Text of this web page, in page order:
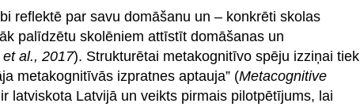
reflektē par savu domāšanu un – konkrēti skolas
palīdzētu skolēniem attīstīt domāšanas un
al., 2017). Strukturētai metakognitīvo spēju izziņai tiek
metakognitīvās izpratnes aptauja” (Metacognitive
latviskota Latvijā un veikts pirmais pilotpētījums, lai